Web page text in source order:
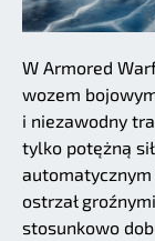
W Armored
wozem
i niezawodny
tylko potężną
ostrzał
stosunkowo